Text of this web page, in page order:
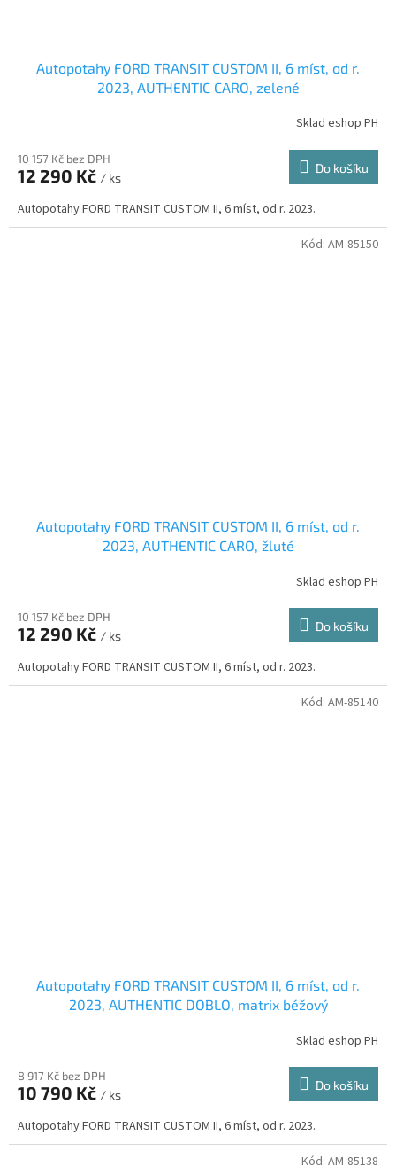
Autopotahy FORD TRANSIT CUSTOM II, 6 míst, od r.
2023, AUTHENTIC CARO, zelené
Sklad eshop PH
10 157 Kč bez DPH
12 290 Kč / ks
Do košíku
Autopotahy FORD TRANSIT CUSTOM II, 6 míst, od r. 2023.
Autopotahy FORD TRANSIT CUSTOM II, 6 míst, od r.
2023, AUTHENTIC CARO, žluté
Sklad eshop PH
10 157 Kč bez DPH
12 290 Kč / ks
Do košíku
Autopotahy FORD TRANSIT CUSTOM II, 6 míst, od r. 2023.
Kód: AM-85150
Autopotahy FORD TRANSIT CUSTOM II, 6 míst, od r.
2023, AUTHENTIC DOBLO, matrix béžový
Sklad eshop PH
8 917 Kč bez DPH
10 790 Kč / ks
Do košíku
Autopotahy FORD TRANSIT CUSTOM II, 6 míst, od r. 2023.
Kód: AM-85140
Kód: AM-85138